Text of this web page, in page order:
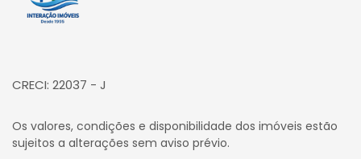
CRECI: 22037 - J
Os valores, condições e disponibilidade dos imóveis estão
sujeitos a alterações sem aviso prévio.